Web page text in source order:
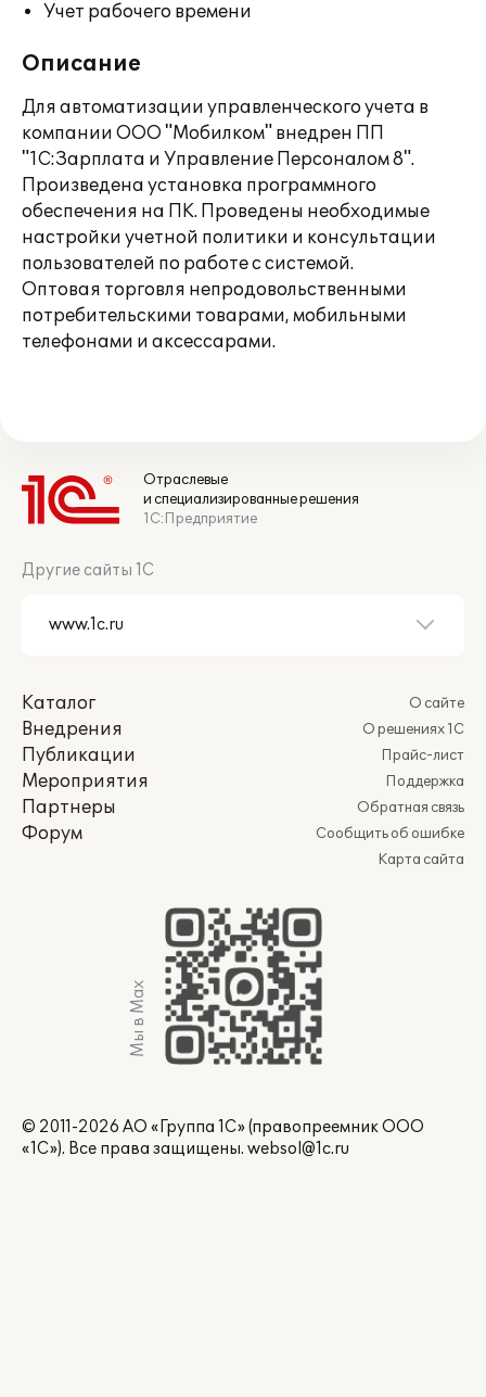
Учет рабочего времени
Описание
Для автоматизации управленческого учета в
компании ООО "Мобилком" внедрен ПП
"1С:Зарплата и Управление Персоналом 8".
Произведена установка программного
обеспечения на ПК. Проведены необходимые
настройки учетной политики и консультации
пользователей по работе с системой.
Оптовая торговля непродовольственными
потребительскими товарами, мобильными
телефонами и аксессарами.
Отраслевые
и специализированные решения
1С:Предприятие
Другие сайты 1С
Каталог
Внедрения
Публикации
Мероприятия
Партнеры
Форум
О сайте
О решениях 1С
Прайс-лист
Поддержка
Обратная связь
Сообщить об ошибке
Карта сайта
Мы в Max
© 2011-2026 АО «Группа 1С» (правопреемник ООО
«1С»). Все права защищены. websol@1c.ru